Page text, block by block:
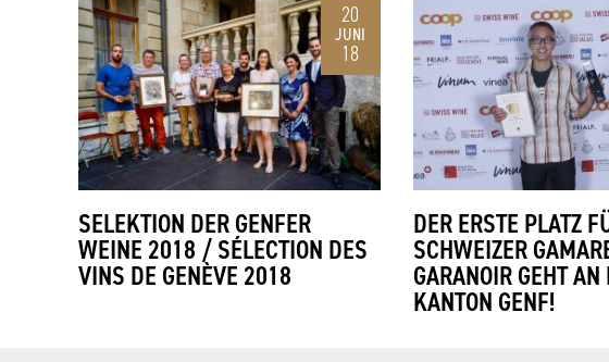
20
JUNI
18
SELEKTION DER GENFER
WEINE 2018 / SÉLECTION DES
VINS DE GENÈVE 2018
DER ERSTE PLATZ
SCHWEIZER
GARANOIR GEHT AN
KANTON GENF!